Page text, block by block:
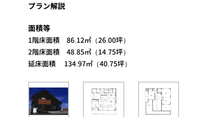
プラン解説
面積等
1階床面積 86.12㎡（26.00坪）
2階床面積 48.85㎡（14.75坪）
延床面積 134.97㎡（40.75坪）